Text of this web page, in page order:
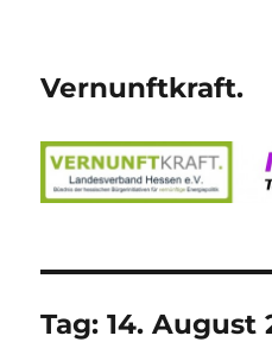
Vernunftkraft.
Tag:14. August